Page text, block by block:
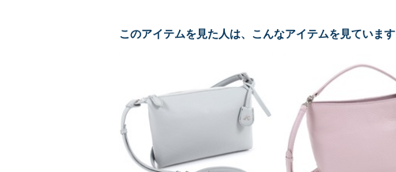
このアイテムを見た人は、こんなアイテムを見ています